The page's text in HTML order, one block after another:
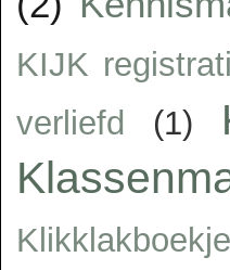
KIJK
verliefd (1)
Klikklakboekje